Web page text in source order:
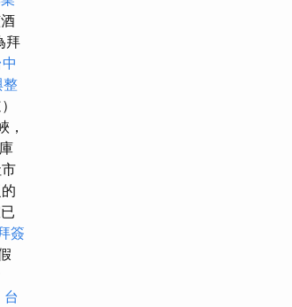
拜
整
，
簽
台